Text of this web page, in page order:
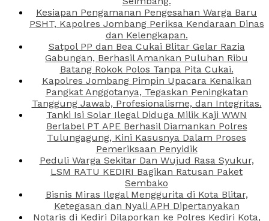
Kesiapan Pengamanan Pengesahan Warga Baru
PSHT, Kapolres Jombang Periksa Kendaraan Dinas
dan Kelengkapan.
Satpol PP dan Bea Cukai Blitar Gelar Razia
Gabungan, Berhasil Amankan Puluhan Ribu
Batang Rokok Polos Tanpa Pita Cukai.
Kapolres Jombang Pimpin Upacara Kenaikan
Pangkat Anggotanya, Tegaskan Peningkatan
Tanggung Jawab, Profesionalisme, dan Integritas.
Tanki Isi Solar Ilegal Diduga Milik Kaji WWN
Berlabel PT APE Berhasil Diamankan Polres
Tulungagung, Kini Kasusnya Dalam Proses
Pemeriksaan Penyidik
Peduli Warga Sekitar Dan Wujud Rasa Syukur,
LSM RATU KEDIRI Bagikan Ratusan Paket
Sembako
Bisnis Miras Ilegal Menggurita di Kota Blitar,
Ketegasan dan Nyali APH Dipertanyakan
Notaris di Kediri Dilaporkan ke Polres Kediri Kota,